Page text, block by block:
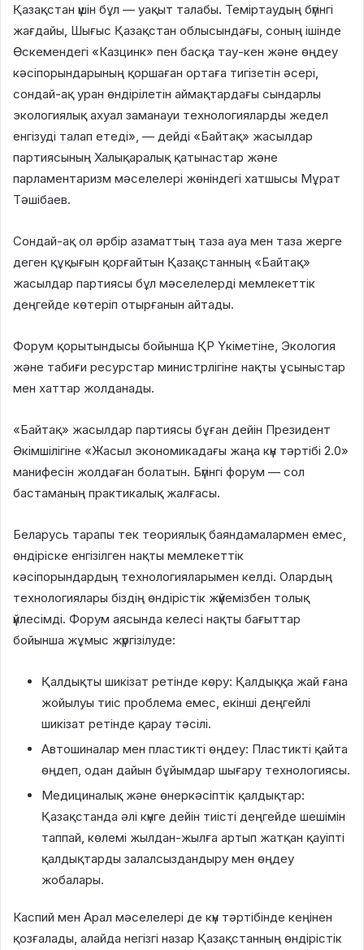
Қазақстан үшін бұл — уақыт талабы. Теміртаудың бүгінгі
жағдайы, Шығыс Қазақстан облысындағы, соның ішінде
Өскемендегі «Казцинк» пен басқа тау-кен және өңдеу
кәсіпорындарының қоршаған ортаға тигізетін әсері,
сондай-ақ уран өндірілетін аймақтардағы сындарлы
экологиялық ахуал заманауи технологияларды жедел
енгізуді талап етеді», — дейді «Байтақ» жасылдар
партиясының Халықаралық қатынастар және
парламентаризм мәселелері жөніндегі хатшысы Мұрат
Тәшібаев.
Сондай-ақ ол әрбір азаматтың таза ауа мен таза жерге
деген құқығын қорғайтын Қазақстанның «Байтақ»
жасылдар партиясы бұл мәселелерді мемлекеттік
деңгейде көтеріп отырғанын айтады.
Форум қорытындысы бойынша ҚР Үкіметіне, Экология
және табиғи ресурстар министрлігіне нақты ұсыныстар
мен хаттар жолданады.
«Байтақ» жасылдар партиясы бұған дейін Президент
Әкімшілігіне «Жасыл экономикадағы жаңа күн тәртібі 2.0»
манифесін жолдаған болатын. Бүгінгі форум — сол
бастаманың практикалық жалғасы.
Беларусь тарапы тек теориялық баяндамалармен емес,
өндіріске енгізілген нақты мемлекеттік
кәсіпорындардың технологияларымен келді. Олардың
технологиялары біздің өндірістік жүйемізбен толық
үйлесімді. Форум аясында келесі нақты бағыттар
бойынша жұмыс жүргізілуде:
Қалдықты шикізат ретінде көру: Қалдыққа жай ғана
жойылуы тиіс проблема емес, екінші деңгейлі
шикізат ретінде қарау тәсілі.
Автошиналар мен пластикті өңдеу: Пластикті қайта
өңдеп, одан дайын бұйымдар шығару технологиясы.
Медициналық және өнеркәсіптік қалдықтар:
Қазақстанда әлі күнге дейін тиісті деңгейде шешімін
таппай, көлемі жылдан-жылға артып жатқан қауіпті
қалдықтарды залалсыздандыру мен өңдеу
жобалары.
Каспий мен Арал мәселелері де күн тәртібінде кеңінен
қозғалады, алайда негізгі назар Қазақстанның өндірістік